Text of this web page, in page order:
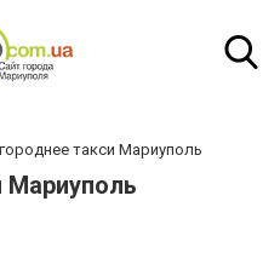
такси Мариуполь
Мариуполь